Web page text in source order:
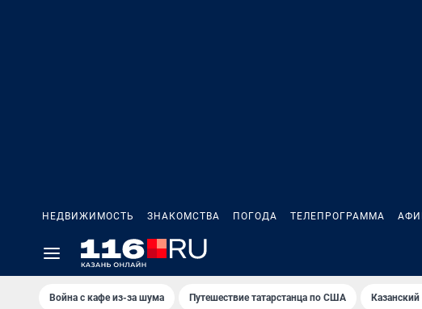
НЕДВИЖИМОСТЬ ЗНАКОМСТВА ПОГОДА ТЕЛЕПРОГРАММА
Война с кафе из-за шума Путешествие татарстанца по США